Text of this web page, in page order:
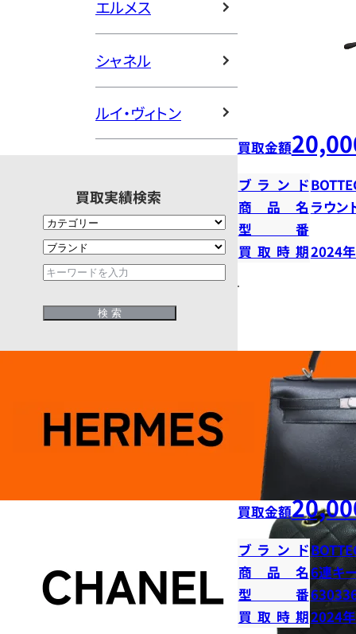
エルメス
シャネル
ルイ・ヴィトン
買取実績検索
買取金額
ブランド
商品名 ラウン
型番
買取時期2024
買取金額
ブランド
商品名6連キ
型番
買取時期2024